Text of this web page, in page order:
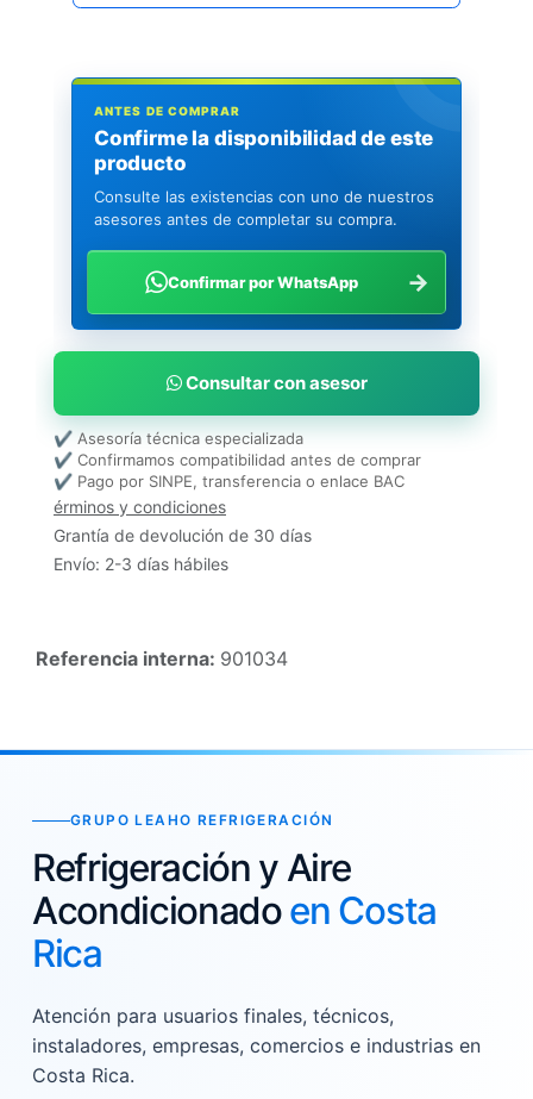
ANTES DE COMPRAR
Confirme la disponibilidad de este
producto
Consulte las existencias con uno de nuestros
asesores antes de completar su compra.
Confirmar por WhatsApp →
Consultar con asesor
✔ Asesoría técnica especializada
✔ Confirmamos compatibilidad antes de comprar
✔ Pago por SINPE, transferencia o enlace BAC
érminos y condiciones
Grantía de devolución de 30 días
Envío: 2-3 días hábiles
Referencia interna: 901034
GRUPO LEAHO REFRIGERACIÓN
Refrigeración y Aire
Acondicionadoen Costa
Rica
Atención para usuarios finales, técnicos,
instaladores, empresas, comercios e industrias en
Costa Rica.